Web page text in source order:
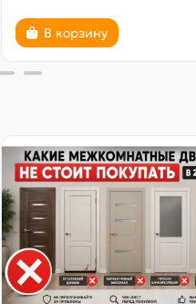
В корзину